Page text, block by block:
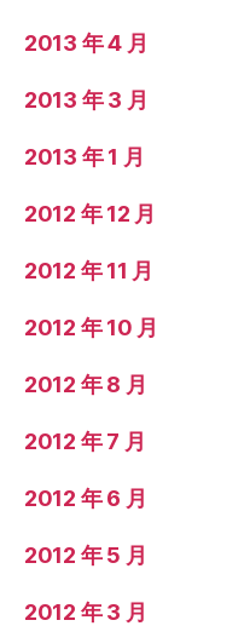
2013 年 4 月
2013 年 3 月
2013 年 1 月
2012 年 12 月
2012 年 11 月
2012 年 10 月
2012 年 8 月
2012 年 7 月
2012 年 6 月
2012 年 5 月
2012 年 3 月